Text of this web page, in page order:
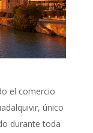
el comercio
único
durante toda